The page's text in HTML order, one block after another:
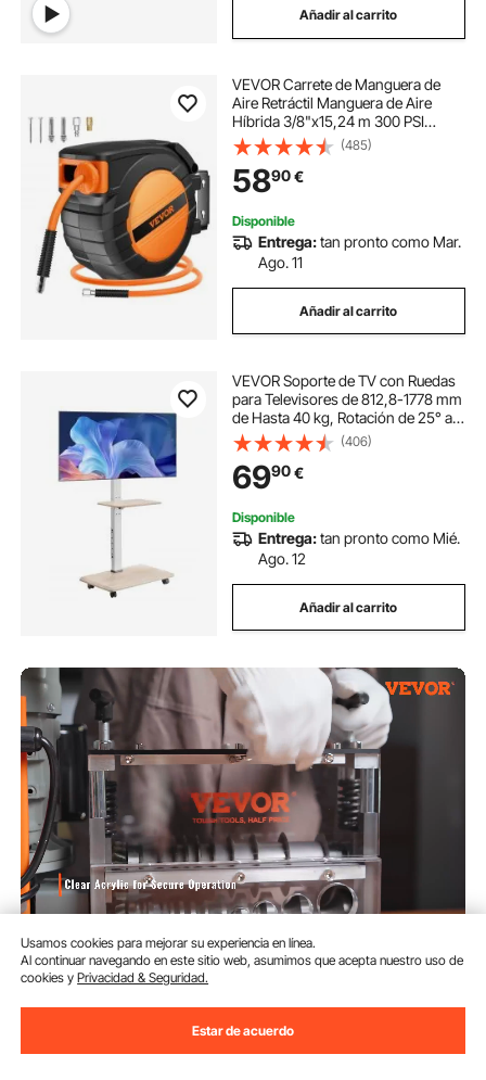
Añadir al carrito
VEVOR Carrete de Manguera de
Aire Retráctil Manguera de Aire
Híbrida 3/8"x15,24 m 300 PSI
Carrete Neumático Cerrado
Entrada de 1,5 m Montaje en Pared
Techo Soporte Giratorio de 180°
Incorporado
(485)
5890€
Disponible
Entrega:tan pronto como Mar.
Ago. 11
Añadir al carrito
VEVOR Soporte de TV con Ruedas
para Televisores de 812,8-1778 mm
de Hasta 40 kg, Rotación de 25° a
la Izquierda y a la Derecha, Soporte
de TV con Altura Ajustable y Estante
para Sala de Estar
(406)
6990€
Disponible
Entrega:tan pronto como Mié.
Ago. 12
Añadir al carrito
VEVOR Máquina Pelacables
Automática de Hierro Fundido
Pelacables de 30 m/min con
Manivela Manual Extra 10
Canales para Reciclaje de
25790
Usamos cookies para mejorar su experiencia en línea.
Al continuar navegando en este sitio web, asumimos que acepta nuestro uso de
cookies yPrivacidad & Seguridad.
Estar de acuerdo